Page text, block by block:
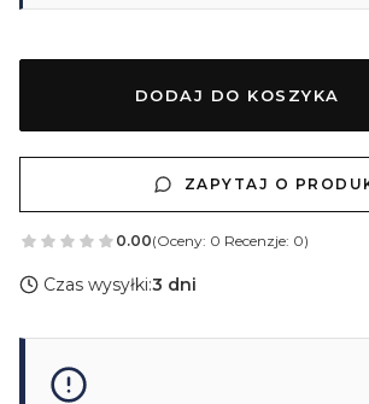
DODAJ DO KOSZYKA
ZAPYTAJ O
0.00(Oceny: 0 Recenzje: 0)
Czas wysyłki:3 dni